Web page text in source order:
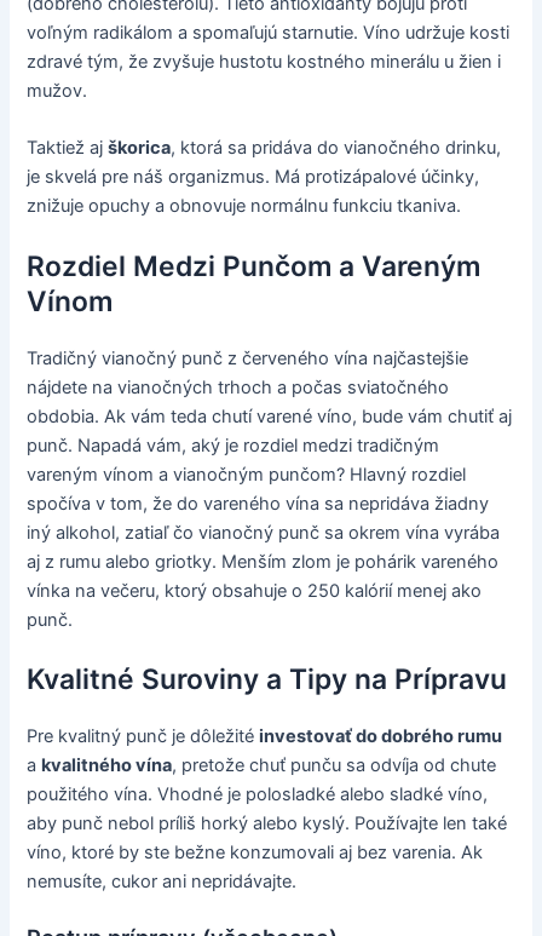
voľným radikálom a spomaľujú starnutie. Víno udržuje kosti
zdravé tým, že zvyšuje hustotu kostného minerálu u žien i
mužov.
Taktiež ajškorica, ktorá sa pridáva do vianočného drinku,
je skvelá pre náš organizmus. Má protizápalové účinky,
znižuje opuchy a obnovuje normálnu funkciu tkaniva.
Rozdiel Medzi Punčom a Vareným
Vínom
Tradičný vianočný punč z červeného vína najčastejšie
nájdete na vianočných trhoch a počas sviatočného
obdobia. Ak vám teda chutí varené víno, bude vám chutiť aj
punč. Napadá vám, aký je rozdiel medzi tradičným
vareným vínom a vianočným punčom? Hlavný rozdiel
spočíva v tom, že do vareného vína sa nepridáva žiadny
iný alkohol, zatiaľ čo vianočný punč sa okrem vína vyrába
aj z rumu alebo griotky. Menším zlom je pohárik vareného
vínka na večeru, ktorý obsahuje o 250 kalórií menej ako
punč.
Kvalitné Suroviny a Tipy na Prípravu
Pre kvalitný punč je dôležitéinvestovať do dobrého rumu
akvalitného vína, pretože chuť punču sa odvíja od chute
použitého vína. Vhodné je polosladké alebo sladké víno,
aby punč nebol príliš horký alebo kyslý. Používajte len také
víno, ktoré by ste bežne konzumovali aj bez varenia. Ak
nemusíte, cukor ani nepridávajte.